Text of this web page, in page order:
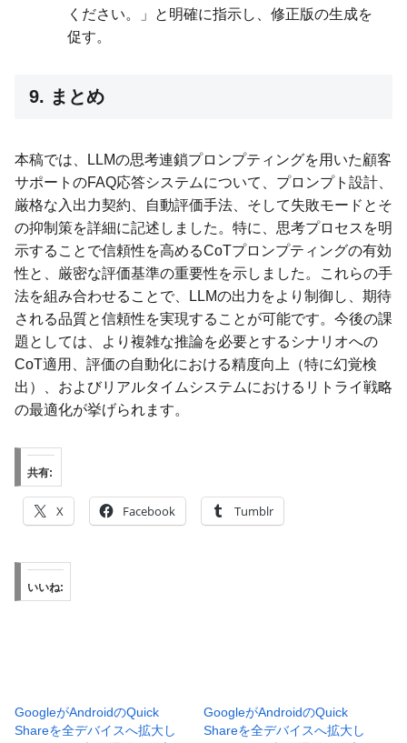
ください。」と明確に指示し、修正版の生成を
促す。
9. まとめ
本稿では、LLMの思考連鎖プロンプティングを用いた顧客
サポートのFAQ応答システムについて、プロンプト設計、
厳格な入出力契約、自動評価手法、そして失敗モードとそ
の抑制策を詳細に記述しました。特に、思考プロセスを明
示することで信頼性を高めるCoTプロンプティングの有効
性と、厳密な評価基準の重要性を示しました。これらの手
法を組み合わせることで、LLMの出力をより制御し、期待
される品質と信頼性を実現することが可能です。今後の課
題としては、より複雑な推論を必要とするシナリオへの
CoT適用、評価の自動化における精度向上（特に幻覚検
出）、およびリアルタイムシステムにおけるリトライ戦略
の最適化が挙げられます。
共有:
X Facebook Tumblr
いいね:
GoogleがAndroidのQuick
Shareを全デバイスへ拡大し
GoogleがAndroidのQuick
Shareを全デバイスへ拡大し